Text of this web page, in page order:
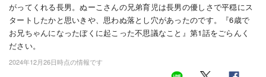
子育て・家族
病院
がってくれる長男。ぬーこさんの兄弟育児は長男の優しさで平穏にス
タートしたかと思いきや、思わぬ落とし穴があったのです。『6歳で
お兄ちゃんになったぼくに起こった不思議なこと』第1話をごらんく
ださい。
2024年12月26日時点の情報です